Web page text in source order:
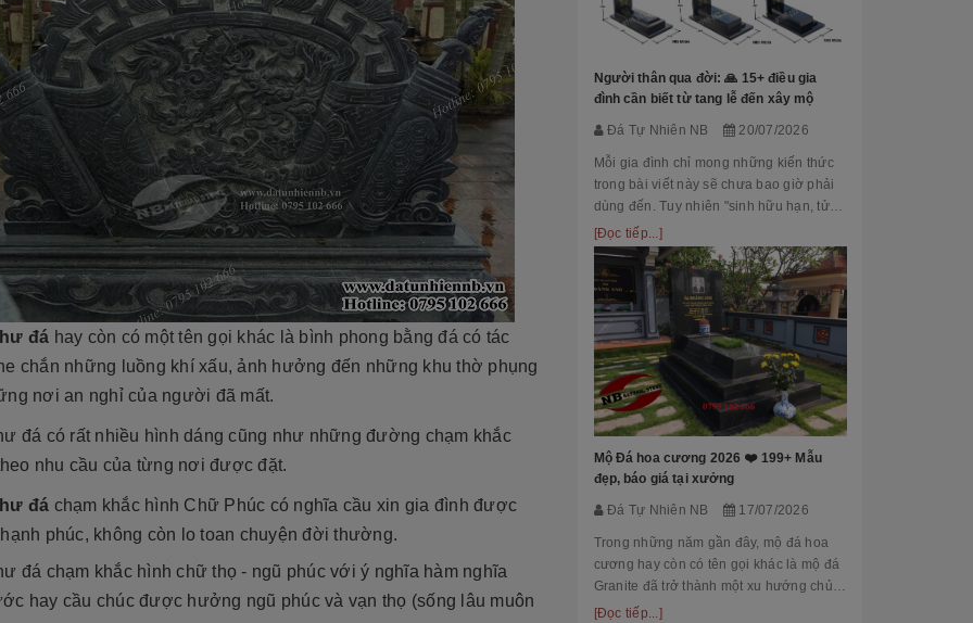
đá hay còn có một tên gọi khác là bình phong bằng đá có tác
chắn những luồng khí xấu, ảnh hưởng đến những khu thờ phụng
nơi an nghỉ của người đã mất.
đá có rất nhiều hình dáng cũng như những đường chạm khắc
nhu cầu của từng nơi được đặt.
đá chạm khắc hình Chữ Phúc có nghĩa cầu xin gia đình được
phúc, không còn lo toan chuyện đời thường.
đá chạm khắc hình chữ thọ - ngũ phúc với ý nghĩa hàm nghĩa
hay cầu chúc được hưởng ngũ phúc và vạn thọ (sống lâu muôn
Người thân qua đời: 🙏 15+ điều gia
đình cần biết từ tang lễ đến xây mộ
Đá Tự Nhiên NB 20/07/2026
Mỗi gia đình chỉ mong những kiến thức
trong bài viết này sẽ chưa bao giờ phải
dùng đến. Tuy nhiên "sinh hữu hạn, tử
bất kỳ" việc chuẩn bị đầy đủ kiến thức về
các thủ tục, nghi lễ và xây dựng mộ
phầ...
[Đọc tiếp...]
Mộ Đá hoa cương 2026 ❤️ 199+ Mẫu
đẹp, báo giá tại xưởng
Đá Tự Nhiên NB 17/07/2026
Trong những năm gần đây, mộ đá hoa
cương hay còn có tên gọi khác là mộ đá
Granite đã trở thành một xu hướng chủ
đạo trong thiết kế thi công mộ đá tự
[Đọc tiếp...]